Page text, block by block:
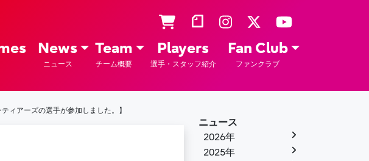
News
ニュース
Team
チーム概要
Players
選手・スタッフ紹介
Fan Club
ファンクラブ
ィアーズの選手が参加しました。】
ニュース
2026年
2025年